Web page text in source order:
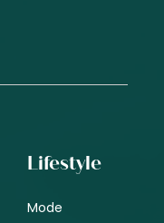
Lifestyle
Mode